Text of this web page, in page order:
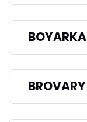
BOYARKA
BROVARY